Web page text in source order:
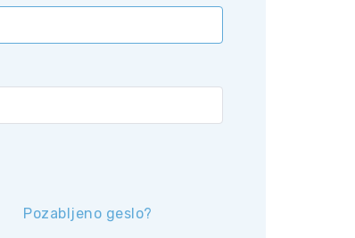
Pozabljeno geslo?